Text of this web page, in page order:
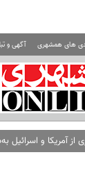
های همشهری آگهی و
از آمریکا و